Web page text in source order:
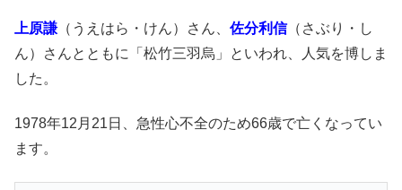
上原謙（うえはら・けん）さん、 佐分利信（さぶり・し
ん）さんとともに「松竹三羽烏」といわれ、人気を博しま
した。
1978年12月21日、急性心不全のため66歳で亡くなってい
ます。